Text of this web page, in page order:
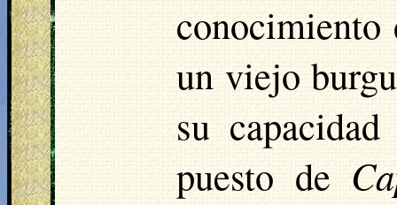
conocimiento
un viejo
su
puesto de